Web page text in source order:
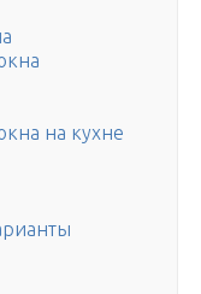
на кухне